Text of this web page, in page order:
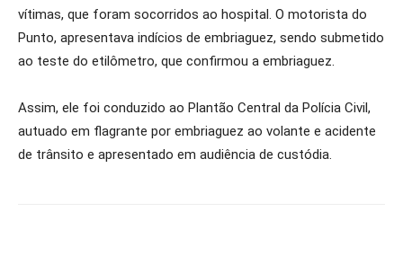
vítimas, que foram socorridos ao hospital. O motorista do
Punto, apresentava indícios de embriaguez, sendo submetido
ao teste do etilômetro, que confirmou a embriaguez.
Assim, ele foi conduzido ao Plantão Central da Polícia Civil,
autuado em flagrante por embriaguez ao volante e acidente
de trânsito e apresentado em audiência de custódia.